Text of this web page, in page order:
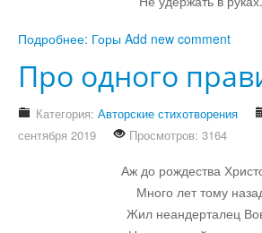
Подробнее: Горы Add new comment
Про одного
Категория: Авторские стихотворения
сентября 2019
Просмотров: 3164
Аж до рождества
Много лет тому
Жил неандерталец